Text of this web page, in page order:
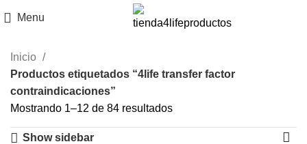
Menu
Inicio
Productos etiquetados “4life transfer factor
contraindicaciones”
Mostrando 1–12 de 84 resultados
Show sidebar